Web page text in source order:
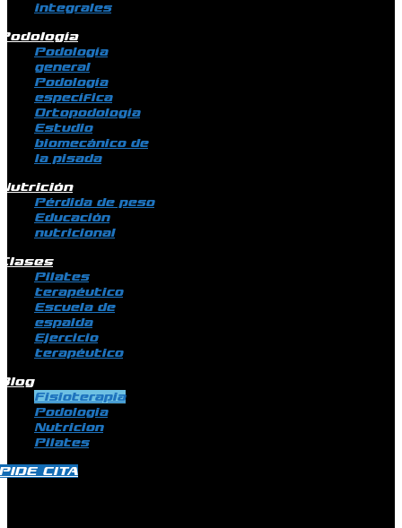
integrales
Podología
general
Podología
específica
Ortopodología
Estudio
biomecánico de
la pisada
Pérdida de peso
Educación
nutricional
Pilates
terapéutico
Escuela de
espalda
Ejercicio
terapéutico
Fisioterapia
Podologia
Nutricion
Pilates
CITA